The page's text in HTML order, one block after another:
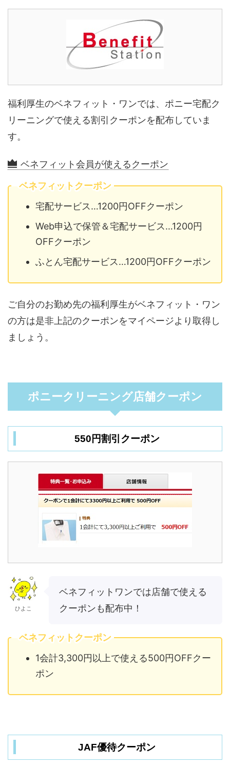
福利厚生のベネフィット・ワンでは、ポニー宅配ク
リーニングで使える割引クーポンを配布していま
す。
ベネフィット会員が使えるクーポン
ベネフィットクーポン
宅配サービス…1200円OFFクーポン
Web申込で保管＆宅配サービス…1200円
OFFクーポン
ふとん宅配サービス…1200円OFFクーポン
ご自分のお勤め先の福利厚生がベネフィット・ワン
の方は是非上記のクーポンをマイページより取得し
ましょう。
ポニークリーニング店舗クーポン
550円割引クーポン
ひよこ
ベネフィットワンでは店舗で使える
クーポンも配布中！
ベネフィットクーポン
1会計3,300円以上で使える500円OFFクー
ポン
JAF優待クーポン